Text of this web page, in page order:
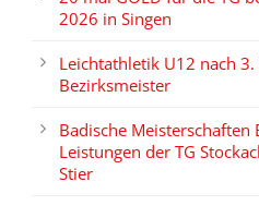
2026 in Singen
Leichtathletik U12 nach 3.
Bezirksmeister
Badische Meisterschaften
Leistungen der TG
Stier